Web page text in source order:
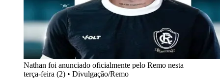
Nathan foi anunciado oficialmente pelo Remo nesta
terça-feira (2) • Divulgação/Remo